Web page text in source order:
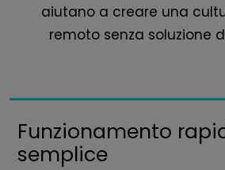
aiutano a creare una
remoto senza soluzione
Funzionamento
semplice